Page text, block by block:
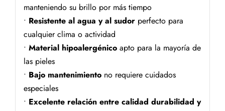
manteniendo su brillo por más tiempo
• Resistente al agua y al sudorperfecto para
cualquier clima o actividad
• Material hipoalergénicoapto para la mayoría de
las pieles
• Bajo mantenimientono requiere cuidados
especiales
• Excelente relación entre calidad durabilidad y